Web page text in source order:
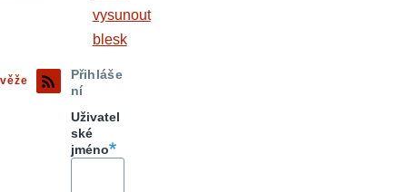
věže
vysunout
blesk
Přihláše
ní
Uživatel
ské
jméno